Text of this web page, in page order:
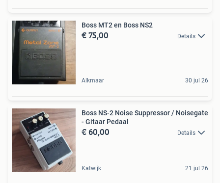
Boss MT2 en Boss NS2
€ 75,00 Details
Alkmaar 30 jul 26
Boss NS-2 Noise Suppressor / Noisegate
- Gitaar Pedaal
€ 60,00 Details
Katwijk 21 jul 26